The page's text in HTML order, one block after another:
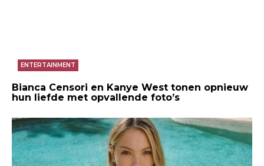
ENTERTAINMENT
Bianca Censori en Kanye West tonen opnieuw
hun liefde met opvallende foto’s